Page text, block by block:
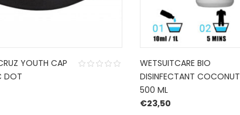
YOUTH CAP
DOT
WETSUITCARE BIO
DISINFECTANT COCONUT
500 ML
€23,50